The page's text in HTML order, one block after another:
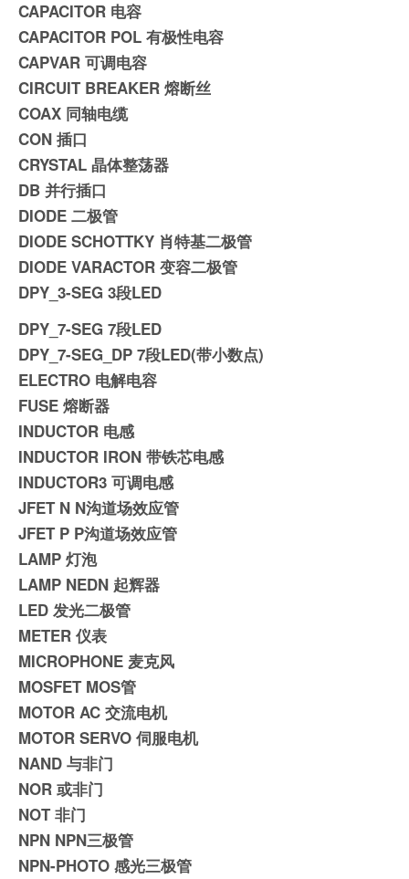
CAPACITOR 电容
CAPACITOR POL 有极性电容
CAPVAR 可调电容
CIRCUIT BREAKER 熔断丝
COAX 同轴电缆
CON 插口
CRYSTAL 晶体整荡器
DB 并行插口
DIODE 二极管
DIODE SCHOTTKY 肖特基二极管
DIODE VARACTOR 变容二极管
DPY_3-SEG 3段LED
DPY_7-SEG 7段LED
DPY_7-SEG_DP 7段LED(带小数点)
ELECTRO 电解电容
FUSE 熔断器
INDUCTOR 电感
INDUCTOR IRON 带铁芯电感
INDUCTOR3 可调电感
JFET N N沟道场效应管
JFET P P沟道场效应管
LAMP 灯泡
LAMP NEDN 起辉器
LED 发光二极管
METER 仪表
MICROPHONE 麦克风
MOSFET MOS管
MOTOR AC 交流电机
MOTOR SERVO 伺服电机
NAND 与非门
NOR 或非门
NOT 非门
NPN NPN三极管
NPN-PHOTO 感光三极管